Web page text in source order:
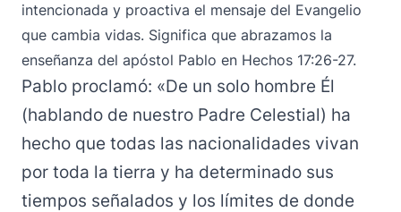
intencionada y proactiva el mensaje del Evangelio
que cambia vidas. Significa que abrazamos la
enseñanza del apóstol Pablo en Hechos 17:26-27.
Pablo proclamó: «De un solo hombre Él
(hablando de nuestro Padre Celestial) ha
hecho que todas las nacionalidades vivan
por toda la tierra y ha determinado sus
tiempos señalados y los límites de donde